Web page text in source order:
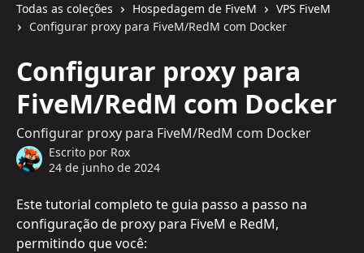
Todas as coleções Hospedagem de FiveM
VPS FiveM
Configurar proxy para FiveM/RedM com Docker
Configurar proxy para
FiveM/RedM com Docker
Configurar proxy para FiveM/RedM com Docker
Escrito por Rox
24 de junho de 2024
Este tutorial completo te guia passo a passo na
configuração de proxy para FiveM e RedM,
permitindo que você: